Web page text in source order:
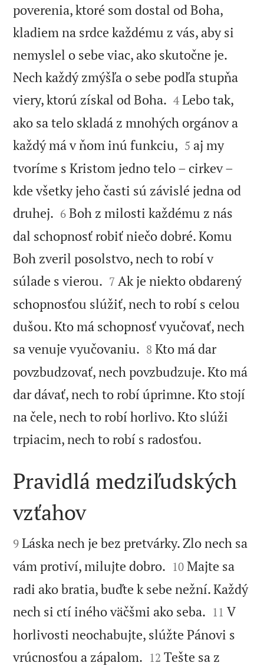
poverenia, ktoré som dostal od Boha,
kladiem na srdce každému z vás, aby si
nemyslel o sebe viac, ako skutočne je.
Nech každý zmýšľa o sebe podľa stupňa
viery, ktorú získal od Boha. 

4 Lebo tak,
ako sa telo skladá z mnohých orgánov a
každý má v ňom inú funkciu, 

5 aj my
tvoríme s Kristom jedno telo – cirkev –
kde všetky jeho časti sú závislé jedna od
druhej. 

6 Boh z milosti každému z nás
dal schopnosť robiť niečo dobré. Komu
Boh zveril posolstvo, nech to robí v
súlade s vierou. 

7 Ak je niekto obdarený
schopnosťou slúžiť, nech to robí s celou
dušou. Kto má schopnosť vyučovať, nech
sa venuje vyučovaniu. 

8 Kto má dar
povzbudzovať, nech povzbudzuje. Kto má
dar dávať, nech to robí úprimne. Kto stojí
na čele, nech to robí horlivo. Kto slúži
trpiacim, nech to robí s radosťou.

Pravidlá medziľudských
vzťahov

9 Láska nech je bez pretvárky. Zlo nech sa
vám protiví, milujte dobro. 

10 Majte sa
radi ako bratia, buďte k sebe nežní. Každý
nech si ctí iného väčšmi ako seba. 

11 V
horlivosti neochabujte, slúžte Pánovi s
vrúcnosťou a zápalom. 

12 Tešte sa z